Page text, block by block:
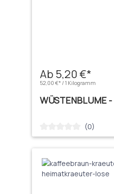
Ab 5,20 €*
52,00 €* / 1 Kilogramm
WÜSTENBLUME
Durchschnittliche
(0)